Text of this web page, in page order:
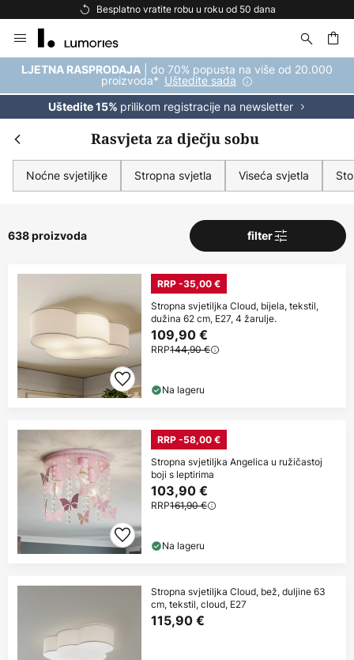
Besplatna dostava za kupnju iznad 69 €
to
Content
LJETNA RASPRODAJA | do 70% popusta na više od 20.000
proizvoda* Uštedite sada
Uštedite 15% prilikom registracije na newsletter
Rasvjeta za dječju sobu
Noćne svjetiljke Stropna svjetla Viseća svjetla
638 proizvoda filter
RRP -35,00 €
Stropna svjetiljka Cloud, bijela, tekstil,
dužina 62 cm, E27, 4 žarulje.
109,90 €
RRP144,90 €
Na lageru
RRP -58,00 €
Stropna svjetiljka Angelica u ružičastoj
boji s leptirima
103,90 €
RRP161,90 €
Na lageru
Stropna svjetiljka Cloud, bež, duljine 63
cm, tekstil, cloud, E27
115,90 €